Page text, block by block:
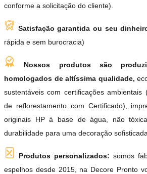
conforme a solicitação do cliente).
Satisfação garantida ou seu
rápida e sem burocracia)
Nossos produtos são
homologados de altíssima qualidade,
sustentáveis com certificações ambientais
de reflorestamento com Certificado),
originais HP à base de água, não
durabilidade para uma decoração
Produtos personalizados: somos
espelhos desde 2015, na Decore Pronto